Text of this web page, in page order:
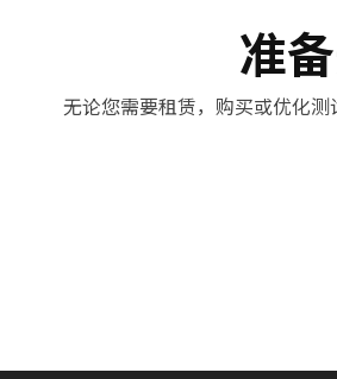
准
无论您需要租赁，购买或优化